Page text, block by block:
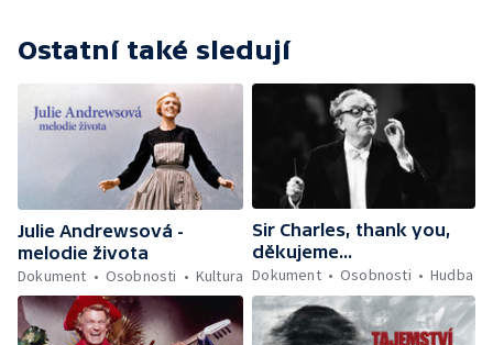
Ostatní také sledují
Julie Andrewsová -
melodie života
Dokument
Osobnosti Kultura
Sir Charles, thank you,
děkujeme...
Dokument
Osobnosti Hudba